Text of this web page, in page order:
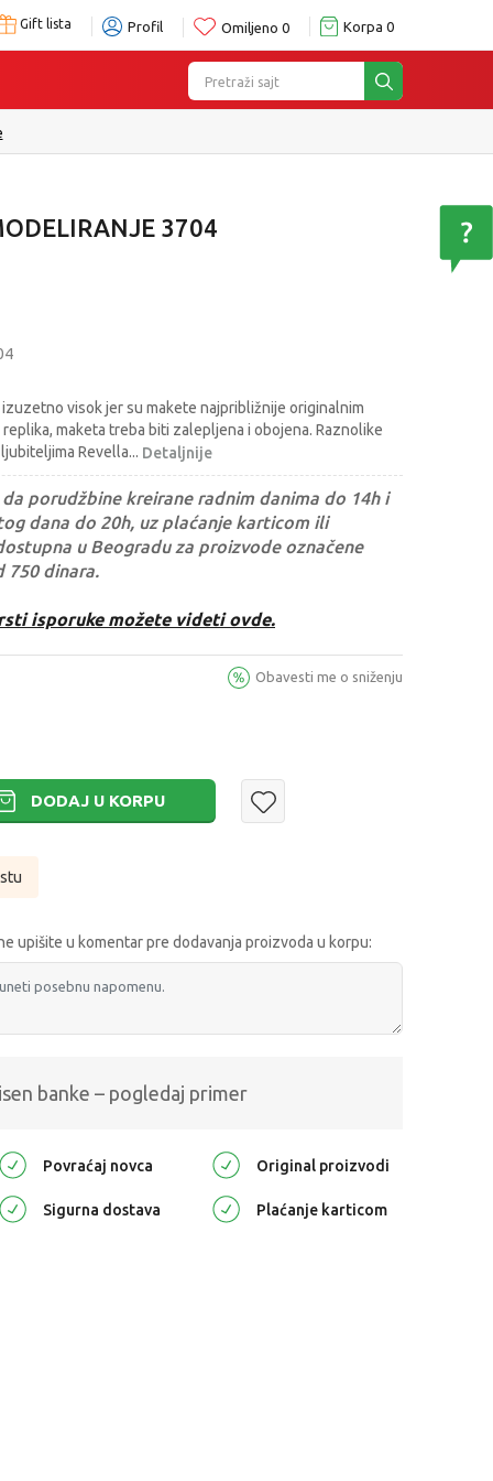
Gift lista Profil Omiljeno 0 Korpa 0
Pretraži sajt
3704
visok jer su makete najpribližnije originalnim
maketa treba biti zalepljena i obojena. Raznolike
Revella... Detaljnije
porudžbine kreirane radnim danima do 14h i
dana do 20h, uz plaćanje karticom ili
u Beogradu za proizvode označene
750 dinara.
isporuke možete videti ovde.
Obavesti me o sniženju
DODAJ U KORPU
upišite u komentar pre dodavanja proizvoda u korpu:
banke – pogledaj primer
Povraćaj novca Original proizvodi
Sigurna dostava Plaćanje karticom